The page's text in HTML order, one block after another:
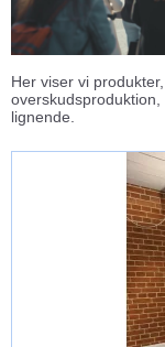
Her viser vi
lignende.